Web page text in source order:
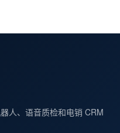
人、语音质检和电销 CRM